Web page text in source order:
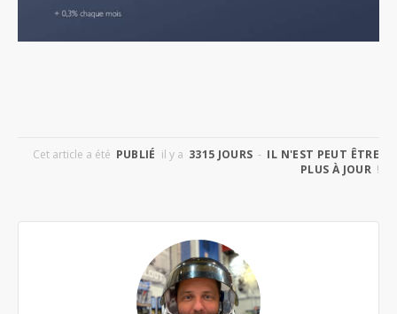
Cet article a été PUBLIÉ il y a 3315 JOURS - IL N'EST PEUT ÊTRE
PLUS À JOUR !